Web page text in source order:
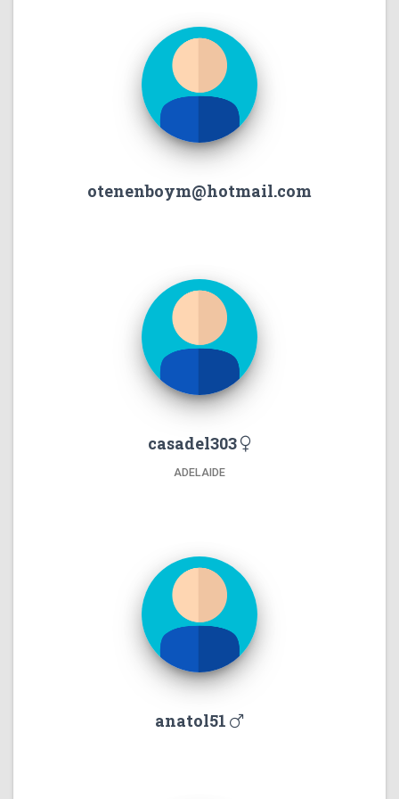
otenenboym@hotmail.com
casadel303
ADELAIDE
anatol51